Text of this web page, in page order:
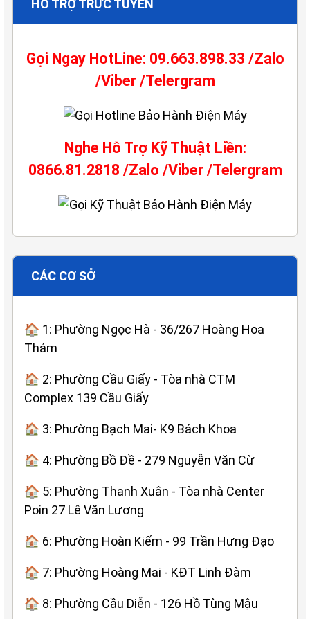
HỖ TRỢ TRỰC TUYẾN
Gọi Ngay HotLine: 09.663.898.33 /Zalo
/Viber /Telergram
Nghe Hỗ Trợ Kỹ Thuật Liền:
0866.81.2818 /Zalo /Viber /Telergram
CÁC CƠ SỞ
🏠 1: Phường Ngọc Hà - 36/267 Hoàng Hoa
Thám
🏠 2: Phường Cầu Giấy - Tòa nhà CTM
Complex 139 Cầu Giấy
🏠 3: Phường Bạch Mai- K9 Bách Khoa
🏠 4: Phường Bồ Đề - 279 Nguyễn Văn Cừ
🏠 5: Phường Thanh Xuân - Tòa nhà Center
Poin 27 Lê Văn Lương
🏠 6: Phường Hoàn Kiếm - 99 Trần Hưng Đạo
🏠 7: Phường Hoàng Mai - KĐT Linh Đàm
🏠 8: Phường Cầu Diễn - 126 Hồ Tùng Mậu